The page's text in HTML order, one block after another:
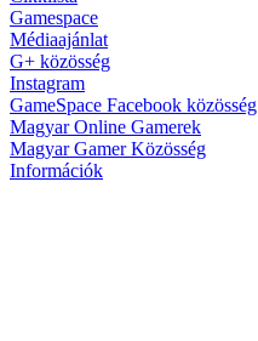
Gamespace
Médiaajánlat
G+ közösség
Instagram
GameSpace Facebook közösség
Magyar Online Gamerek
Magyar Gamer Közösség
Információk